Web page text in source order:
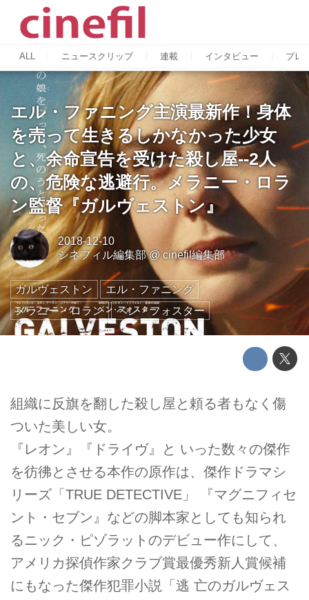
ALL ニュースクリップ 連載 インタビュー プレ
エル・ファニング主演最新作！身体
を売って生きるしかなかった少女
と、余命宣告を受けた殺し屋--2人
の、危険な逃避行。メラニー・ロラ
ン監督『ガルヴェストン』
2018-12-10
シネフィル編集部@cinefil編集部
ガルヴェストン
エル・ファニング
メラニー・ロラン
ベン・フォスター
組織に反旗を翻した殺し屋と頼る者もなく傷
ついた美しい女。
『レオン』『ドライヴ』と いった数々の傑作
を彷彿とさせる本作の原作は、傑作ドラマシ
リーズ「TRUE DETECTIVE」 『マグニフィセ
ント・セブン』などの脚本家としても知られ
るニック・ピゾラットのデビュー作にして、
アメリカ探偵作家クラブ賞最優秀新人賞候補
にもなった傑作犯罪小説「逃 亡のガルヴェス